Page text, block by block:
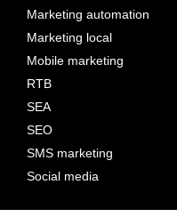
Marketing automation
Marketing local
Mobile marketing
RTB
SEA
SEO
SMS marketing
Social media